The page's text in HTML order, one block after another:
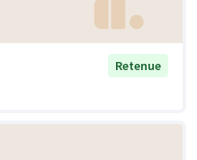
Retenue